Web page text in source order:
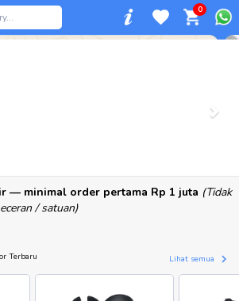
0
— minimal order pertama Rp 1 juta (Tidak
/ satuan)
Terbaru Lihat semua